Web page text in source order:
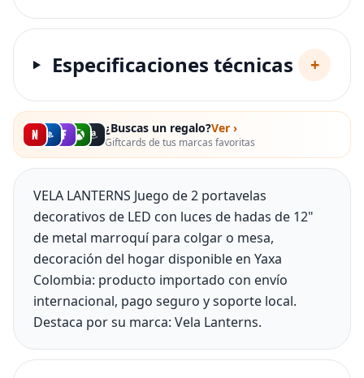
Especificaciones técnicas +
¿Buscas un regalo?Ver ›
Giftcards de tus marcas favoritas
VELA LANTERNS Juego de 2 portavelas
decorativos de LED con luces de hadas de 12"
de metal marroquí para colgar o mesa,
decoración del hogar disponible en Yaxa
Colombia: producto importado con envío
internacional, pago seguro y soporte local.
Destaca por su marca: Vela Lanterns.